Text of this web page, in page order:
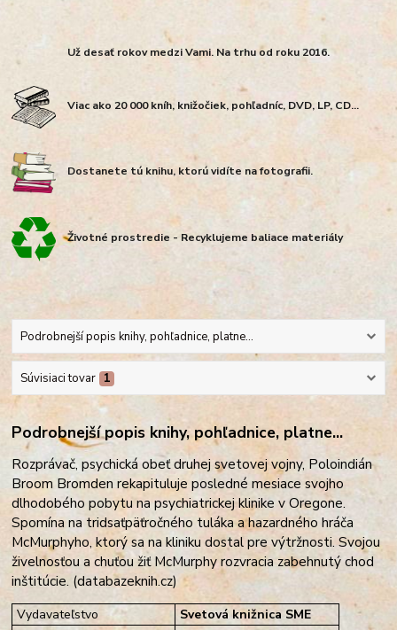
Už desať rokov medzi Vami. Na trhu od roku 2016.
Viac ako 20 000 kníh, knižočiek, pohľadníc, DVD, LP, CD...
Dostanete tú knihu, ktorú vidíte na fotografii.
Životné prostredie - Recyklujeme baliace materiály
Podrobnejší popis knihy, pohľadnice, platne...
Súvisiaci tovar 1
Podrobnejší popis knihy, pohľadnice, platne...
Rozprávač, psychická obeť druhej svetovej vojny, Poloindián
Broom Bromden rekapituluje posledné mesiace svojho
dlhodobého pobytu na psychiatrickej klinike v Oregone.
Spomína na tridsaťpäťročného tuláka a hazardného hráča
McMurphyho, ktorý sa na kliniku dostal pre výtržnosti. Svojou
živelnosťou a chuťou žiť McMurphy rozvracia zabehnutý chod
inštitúcie. (databazeknih.cz)
Vydavateľstvo
Svetová knižnica SME